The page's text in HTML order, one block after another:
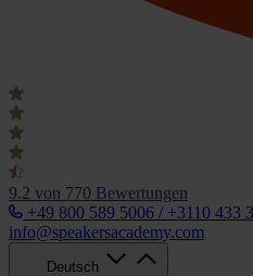
9.2 von 770 Bewertungen
+49 800 589 5006 / +3110 433
info@speakersacademy.com
Deutsch